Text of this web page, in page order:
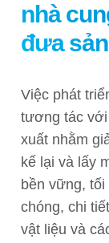
nhà
đưa
Việc phát
tương tác với
xuất nhằm
kế lại và lấy
bền vững,
chóng, chi
vật liệu và